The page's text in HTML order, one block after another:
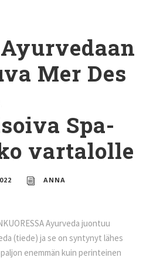
Mer Des
Spa-
vartalolle
ANNA
Ayurveda juontuu
(tiede) ja se on syntynyt lähes
enemmän kuin perinteinen